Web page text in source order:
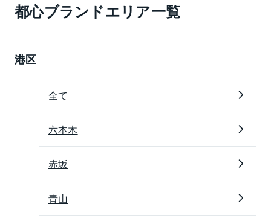
都心ブランドエリア一覧
港区
全て
六本木
赤坂
青山